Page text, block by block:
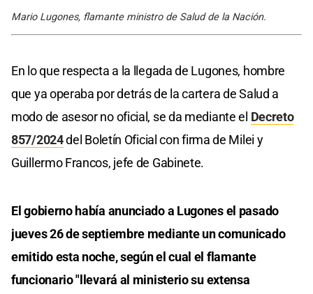
Mario Lugones, flamante ministro de Salud de la Nación.
En lo que respecta a la llegada de Lugones, hombre
que ya operaba por detrás de la cartera de Salud a
modo de asesor no oficial, se da mediante el Decreto
857/2024del Boletín Oficial con firma de Milei y
Guillermo Francos, jefe de Gabinete.
El gobierno había anunciado a Lugones el pasado
jueves 26 de septiembre mediante un comunicado
emitido esta noche, según el cual el flamante
funcionario "llevará al ministerio su extensa